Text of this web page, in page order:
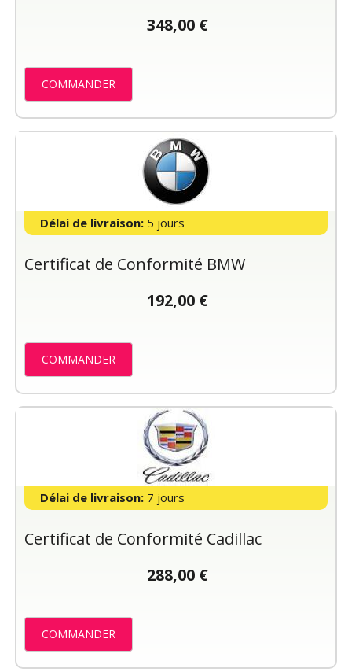
348,00 €
COMMANDER
Délai de livraison: 5 jours
Certificat de Conformité BMW
192,00 €
COMMANDER
Délai de livraison: 7 jours
Certificat de Conformité Cadillac
288,00 €
COMMANDER